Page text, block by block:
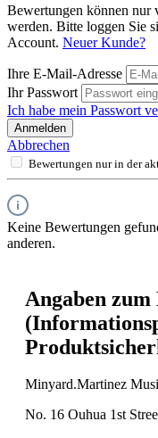
Bewertungen können nur
werden. Bitte loggen Sie
Account. Neuer Kunde?
Ihre E-Mail-Adresse
Ihr Passwort
Ich habe mein Passwort
Anmelden
Abbrechen
Bewertungen nur in der
Keine Bewertungen
anderen.
Angaben
Minyard.Martinez
No. 16 Ouhua 1st